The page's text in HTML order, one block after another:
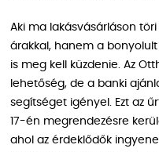
Aki ma lakásvásárláson
árakkal, hanem a
is meg kell küzdenie. Az
lehetőség, de a banki
segítséget igényel. Ezt az
17-én megrendezésre
ahol az érdeklődők